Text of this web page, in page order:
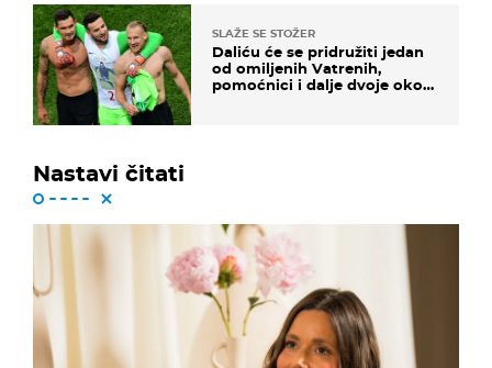
SLAŽE SE STOŽER
Daliću će se pridružiti jedan
od omiljenih Vatrenih,
pomoćnici i dalje dvoje oko
Nastavi čitati